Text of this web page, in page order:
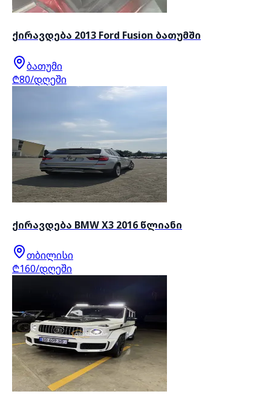
ქირავდება 2013 Ford Fusion ბათუმში
ბათუმი
₾80/დღეში
ქირავდება BMW X3 2016 წლიანი
თბილისი
₾160/დღეში